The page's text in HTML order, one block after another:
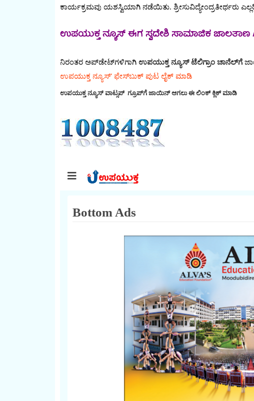
ಕಾರ್ಯಕ್ರಮವು ಯಶಸ್ವಿಯಾಗಿ ನಡೆಯಿತು. ಶ್ರೀಸುವಿದ್ಯೇಂದ್ರತೀರ್ಥರು
ಉಪಯುಕ್ತ ನ್ಯೂಸ್ ಈಗ ಸ್ವದೇಶಿ ಸಾಮಾಜಿಕ
ನಿರಂತರ ಅಪ್‌ಡೇಟ್‌ಗಳಿಗಾಗಿ ಉಪಯುಕ್ತ ನ್ಯೂಸ್‌ ಟೆಲಿಗ್ರಾಂ ಚಾನೆಲ್‌ಗೆ
ಉಪಯುಕ್ತ ನ್ಯೂಸ್‌’ ಫೇಸ್‌ಬುಕ್ ಪುಟ ಲೈಕ್ ಮಾಡಿ
ಉಪಯುಕ್ತ ನ್ಯೂಸ್‌ ವಾಟ್ಸಪ್‌ ಗ್ರೂಪ್‌ಗೆ ಜಾಯಿನ್ ಆಗಲು ಈ ಲಿಂಕ್ ಕ್ಲಿಕ್ ಮಾಡಿ